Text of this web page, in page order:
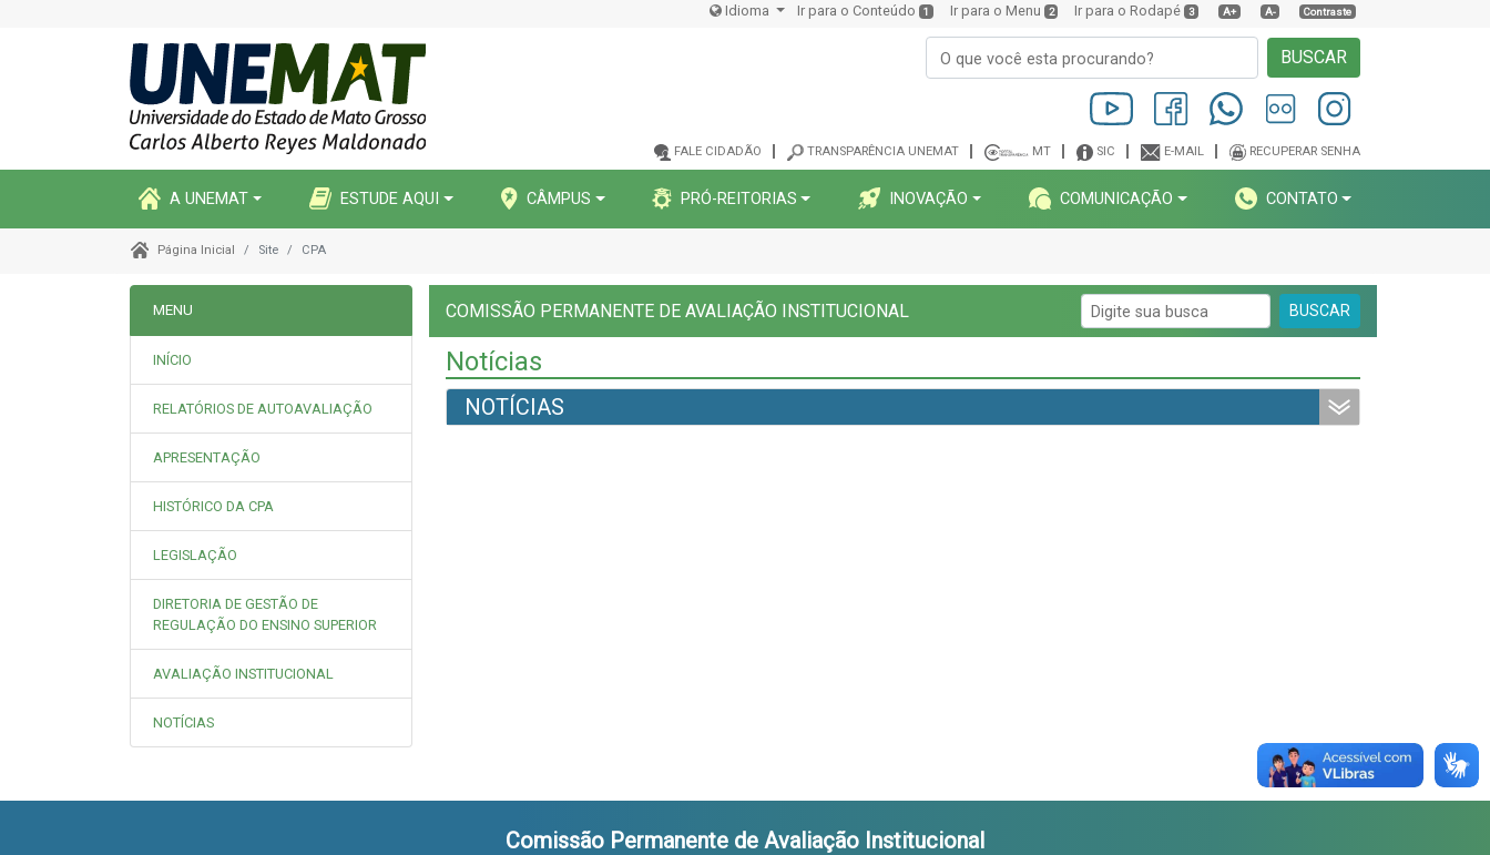
Idioma Ir para o Conteúdo 1 Ir para o Menu 2 Ir para o Rodapé 3 A+ A- Contraste
BUSCAR
FALE CIDADÃO TRANSPARÊNCIA UNEMAT MT SIC E-MAIL RECUPERAR SENHA
A UNEMAT ESTUDE AQUI CÂMPUS PRÓ-REITORIAS INOVAÇÃO COMUNICAÇÃO CONTATO
Página Inicial Site CPA
MENU
INÍCIO
RELATÓRIOS DE AUTOAVALIAÇÃO
APRESENTAÇÃO
HISTÓRICO DA CPA
LEGISLAÇÃO
DIRETORIA DE GESTÃO DE
REGULAÇÃO DO ENSINO SUPERIOR
AVALIAÇÃO INSTITUCIONAL
NOTÍCIAS
COMISSÃO PERMANENTE DE AVALIAÇÃO INSTITUCIONAL BUSCAR
Notícias
NOTÍCIAS
Comissão Permanente de Avaliação Institucional